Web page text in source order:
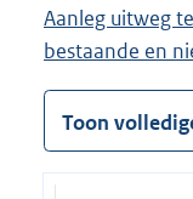
Aanleg uitweg
bestaande en
Toon